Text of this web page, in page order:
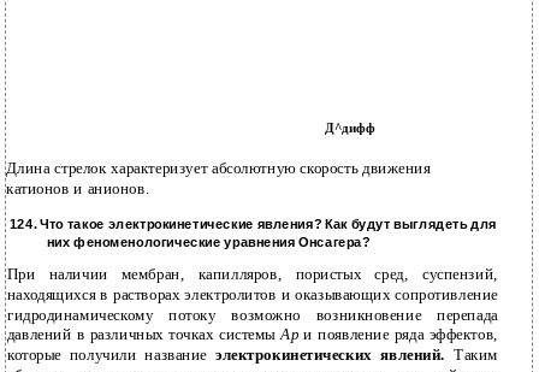
Д^дифф
Длина стрелок характеризует абсолютную скорость движения
катионов и анионов.
124. Что такое электрокинетические явления? Как будут выглядеть для
них феноменологические уравнения Онсагера?
При наличии мембран, капилляров, пористых сред, суспензий,
находящихся в растворах электролитов и оказывающих сопротивление
гидродинамическому потоку возможно возникновение перепада
давлений в различных точках системыАри появление ряда эффектов,
которые получили названиеэлектрокинетических явлений.Таким